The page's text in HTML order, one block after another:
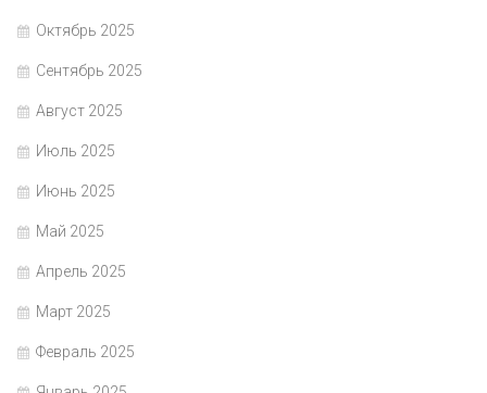
Октябрь 2025
Сентябрь 2025
Август 2025
Июль 2025
Июнь 2025
Май 2025
Апрель 2025
Март 2025
Февраль 2025